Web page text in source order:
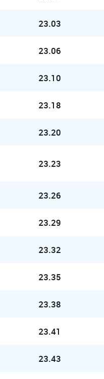
23.03
23.06
23.10
23.18
23.20
23.23
23.26
23.29
23.32
23.35
23.38
23.41
23.43